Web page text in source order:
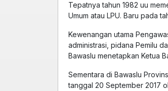
Tepatnya tahun 1982 uu
Umum atau LPU. Baru pada
Kewenangan utama
administrasi, pidana Pemilu
Bawaslu menetapkan Ketua
Sementara di Bawaslu
tanggal 20 September 2017